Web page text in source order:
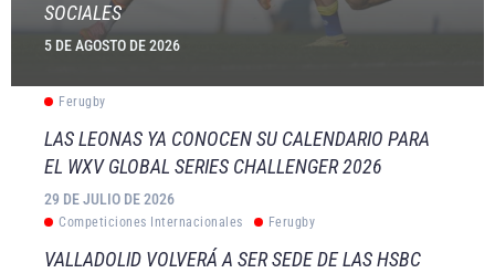
SOCIALES
5 DE AGOSTO DE 2026
Ferugby
LAS LEONAS YA CONOCEN SU CALENDARIO PARA
EL WXV GLOBAL SERIES CHALLENGER 2026
29 DE JULIO DE 2026
Competiciones Internacionales Ferugby
VALLADOLID VOLVERÁ A SER SEDE DE LAS HSBC